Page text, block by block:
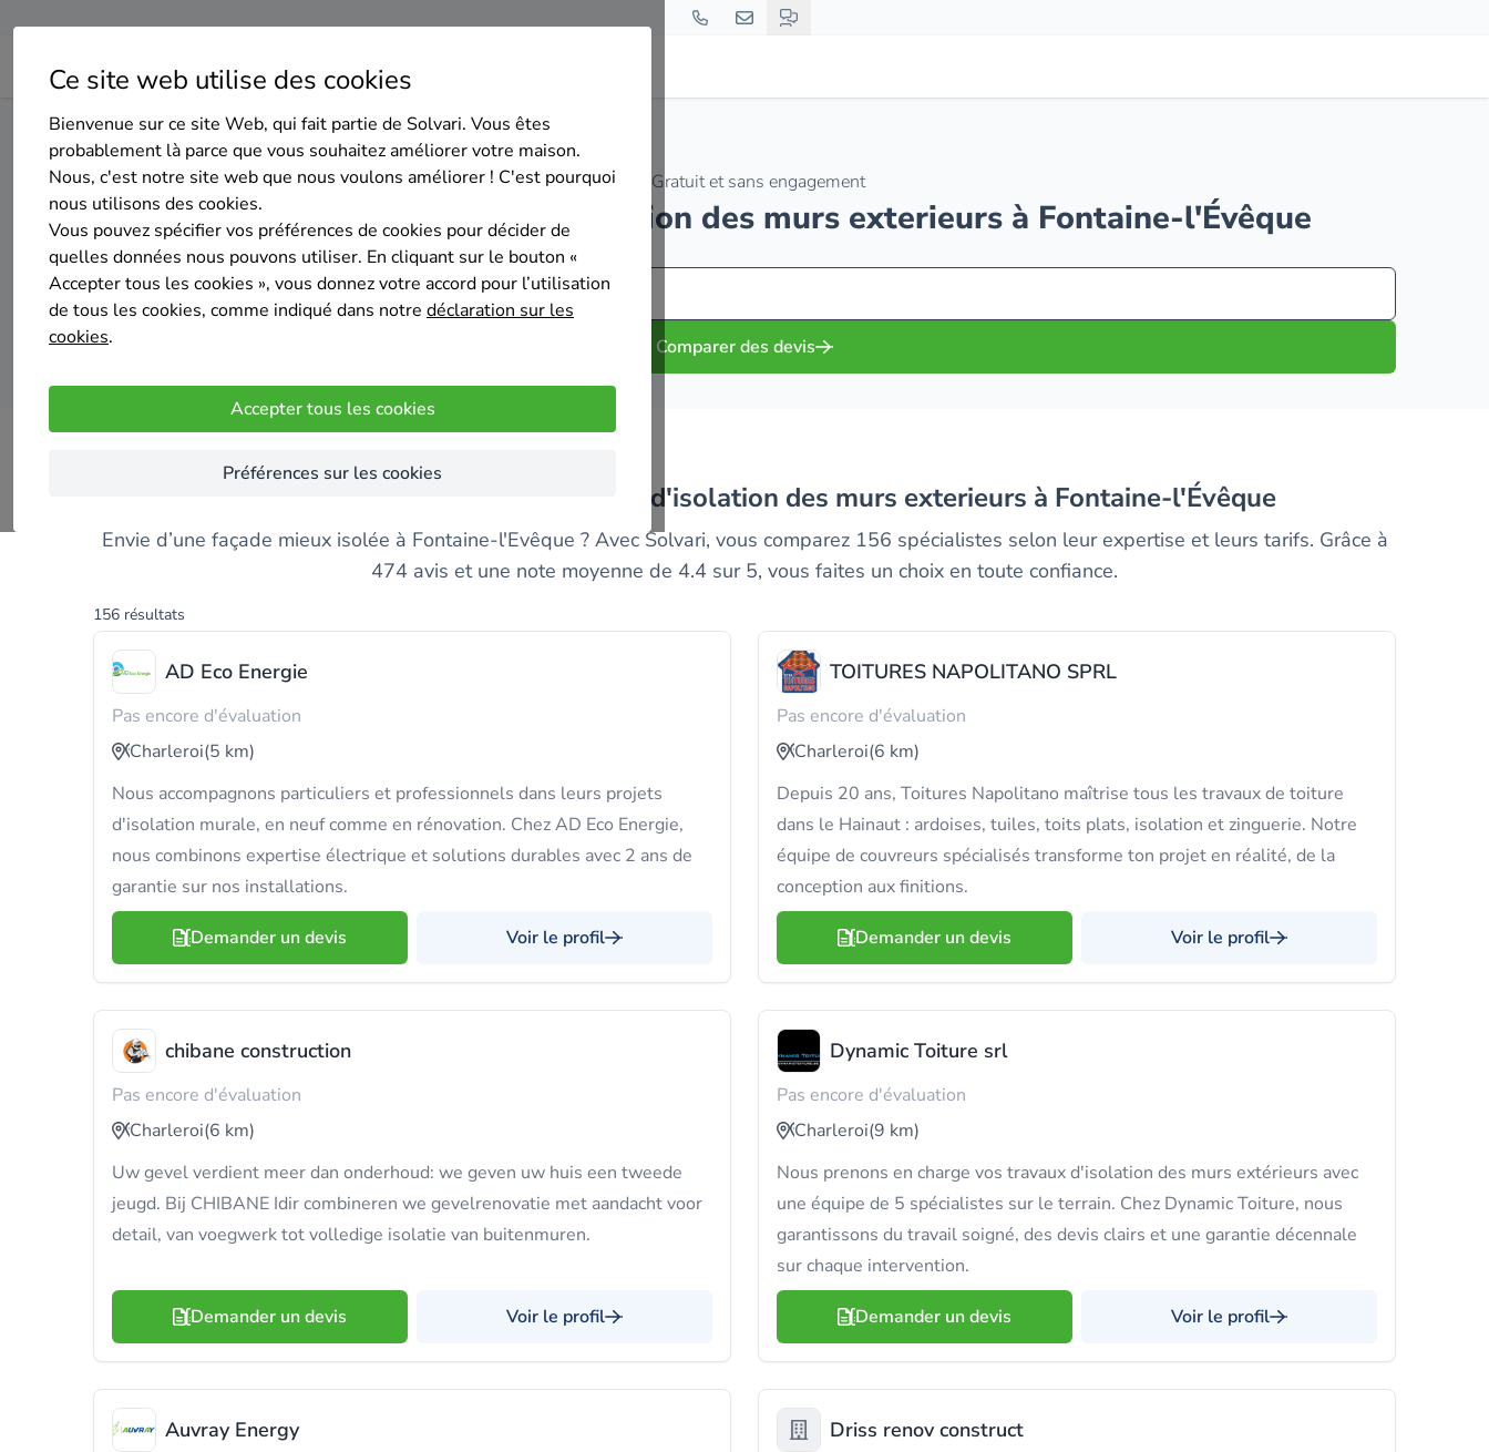
Ce site web utilise des cookies
Bienvenue sur ce site Web, qui fait partie de Solvari. Vous êtes
probablement là parce que vous souhaitez améliorer votre maison.
Nous, c'est notre site web que nous voulons améliorer ! C'est pourquoi
nous utilisons des cookies.
Vous pouvez spécifier vos préférences de cookies pour décider de
quelles données nous pouvons utiliser. En cliquant sur le bouton «
Accepter tous les cookies », vous donnez votre accord pour l’utilisation
de tous les cookies, comme indiqué dans notre déclaration sur les
cookies.
Accepter tous les cookies
Préférences sur les cookies
Home Isolation des murs extérieurs Hainaut Fontaine-l'Évêque
Gratuit et sans engagement
Top 20 des entreprises d'isolation des murs exterieurs à Fontaine-l'Évêque
Comparer des devis
Comparez les meilleurs entreprises d'isolation des murs exterieurs à Fontaine-l'Évêque
Envie d’une façade mieux isolée à Fontaine-l'Évêque ? Avec Solvari, vous comparez 156 spécialistes selon leur expertise et leurs tarifs. Grâce à
474 avis et une note moyenne de 4.4 sur 5, vous faites un choix en toute confiance.
156 résultats
AD Eco Energie
Pas encore d'évaluation
Charleroi(5 km)
Nous accompagnons particuliers et professionnels dans leurs projets
d'isolation murale, en neuf comme en rénovation. Chez AD Eco Energie,
nous combinons expertise électrique et solutions durables avec 2 ans de
garantie sur nos installations.
Demander un devis Voir le profil
TOITURES NAPOLITANO SPRL
Pas encore d'évaluation
Charleroi(6 km)
Depuis 20 ans, Toitures Napolitano maîtrise tous les travaux de toiture
dans le Hainaut : ardoises, tuiles, toits plats, isolation et zinguerie. Notre
équipe de couvreurs spécialisés transforme ton projet en réalité, de la
conception aux finitions.
Demander un devis Voir le profil
chibane construction
Pas encore d'évaluation
Charleroi(6 km)
Uw gevel verdient meer dan onderhoud: we geven uw huis een tweede
jeugd. Bij CHIBANE Idir combineren we gevelrenovatie met aandacht voor
detail, van voegwerk tot volledige isolatie van buitenmuren.
Demander un devis Voir le profil
Dynamic Toiture srl
Pas encore d'évaluation
Charleroi(9 km)
Nous prenons en charge vos travaux d'isolation des murs extérieurs avec
une équipe de 5 spécialistes sur le terrain. Chez Dynamic Toiture, nous
garantissons du travail soigné, des devis clairs et une garantie décennale
sur chaque intervention.
Demander un devis Voir le profil
Auvray Energy Driss renov construct